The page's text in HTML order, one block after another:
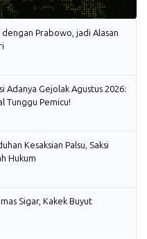
Prabowo, jadi Alasan
Adanya Gejolak Agustus 2026:
Tunggu Pemicu!
Kesaksian Palsu, Saksi
Hukum
Sigar, Kakek Buyut